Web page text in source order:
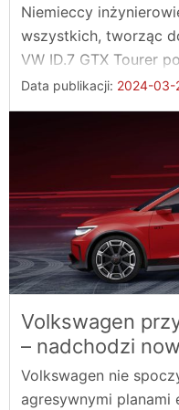
Niemieccy
wszystkich, tworząc
VW ID.7 GTX Tourer
Data publikacji: 2024-03-
Volkswagen
– nadchodzi
Volkswagen nie
agresywnymi